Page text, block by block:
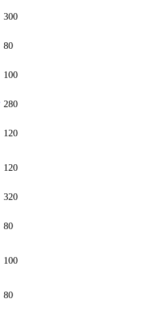
300
80
100
280
120
120
320
80
100
80